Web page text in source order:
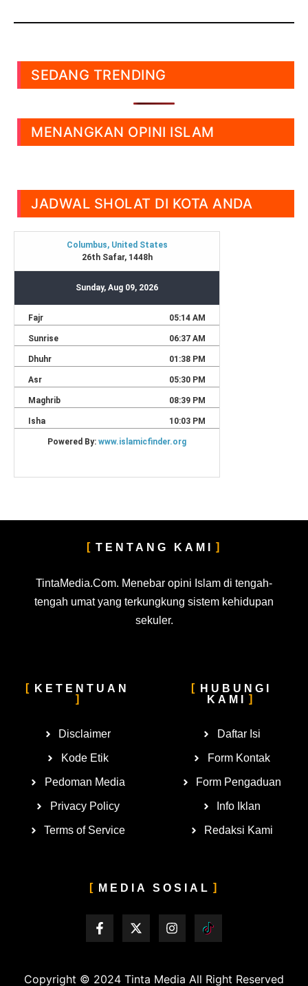
SEDANG TRENDING
MENANGKAN OPINI ISLAM
JADWAL SHOLAT DI KOTA ANDA
TENTANG KAMI
TintaMedia.Com. Menebar opini Islam di tengah-
tengah umat yang terkungkung sistem kehidupan
sekuler.
KETENTUAN
Disclaimer
Kode Etik
Pedoman Media
Privacy Policy
Terms of Service
HUBUNGI
KAMI
Daftar Isi
Form Kontak
Form Pengaduan
Info Iklan
Redaksi Kami
MEDIA SOSIAL
Copyright © 2024 Tinta Media All Right Reserved